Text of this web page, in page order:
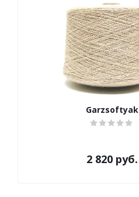
Garzsoftyak
2 820 руб.